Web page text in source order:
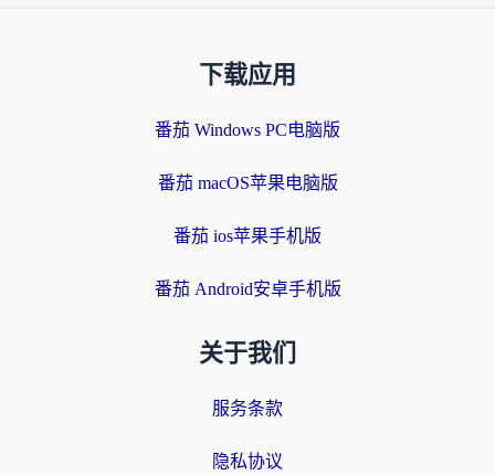
下载应用
番茄 Windows PC电脑版
番茄 macOS苹果电脑版
番茄 ios苹果手机版
番茄 Android安卓手机版
关于我们
服务条款
隐私协议